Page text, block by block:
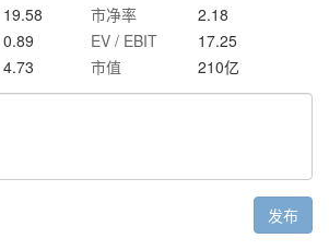
19.58 市净率
2.18
0.89 EV / EBIT
17.25
4.73 市值 210亿
发布